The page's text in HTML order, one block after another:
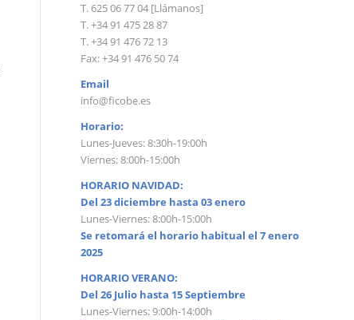
T. 625 06 77 04 [Llámanos]
T. +34 91 475 28 87
T. +34 91 476 72 13
Fax: +34 91 476 50 74
Email
info@ficobe.es
Horario:
Lunes-Jueves: 8:30h-19:00h
Viernes: 8:00h-15:00h
HORARIO NAVIDAD:
Del 23 diciembre hasta 03 enero
Lunes-Viernes: 8:00h-15:00h
Se retomará el horario habitual el 7 enero
2025
HORARIO VERANO:
Del 26 Julio hasta 15 Septiembre
Lunes-Viernes: 9:00h-14:00h